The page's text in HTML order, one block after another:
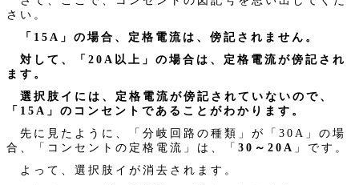
さい。
「15A」の場合、定格電流は、傍記されません。
対して、「20A以上」の場合は、定格電流が傍記され
ます。
選択肢イには、定格電流が傍記されていないので、
「15A」のコンセントであることがわかります。
先に見たように、「分岐回路の種類」が「30A」の場
合、「コンセントの定格電流」は、「 30～20A 」です。
よって、選択肢イが消去されます。